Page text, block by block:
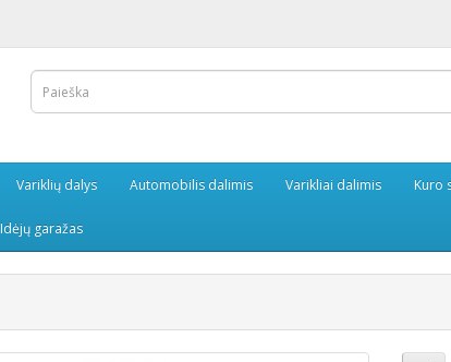
Variklių dalys Automobilis dalimis Varikliai dalimis Kuro
Idėjų garažas